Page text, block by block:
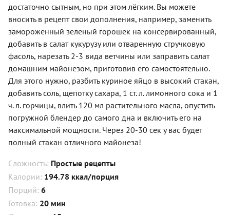
достаточно сытным, но при этом лёгким. Вы можете
вносить в рецепт свои дополнения, например, заменить
замороженный зеленый горошек на консервированный,
добавить в салат кукурузу или отваренную стручковую
фасоль, нарезать 2-3 вида ветчины или заправить салат
домашним майонезом, приготовив его самостоятельно.
Для этого нужно, разбить куриное яйцо в высокий стакан,
добавить соль, щепотку сахара, 1 ст. л. лимонного сока и 1
ч. л. горчицы, влить 120 мл растительного масла, опустить
погружной блендер до самого дна и включить его на
максимальной мощности. Через 20-30 сек у вас будет
полный стакан отличного майонеза!
Сложность: Простые рецепты
Калории: 194.78 ккал/порция
Порций: 6
Готовка: 20 мин